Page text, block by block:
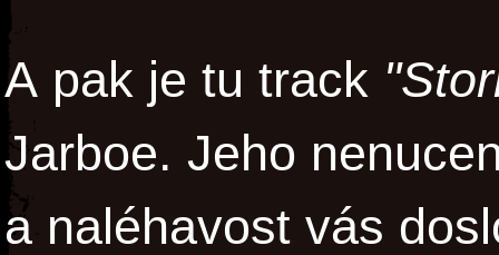
A pak je tu track
Jarboe. Jeho
a naléhavost vás